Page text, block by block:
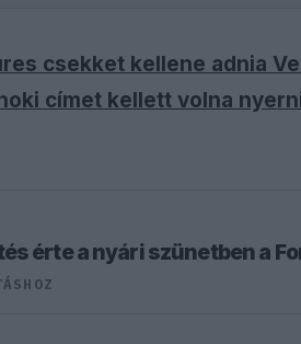
csekket kellene adnia
címet kellett volna
érte a nyári szünetben a